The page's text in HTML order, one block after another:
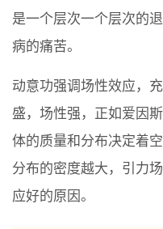
是一个层次一个层次的
病的痛苦。
动意功强调场性效应，
盛，场性强，正如爱因
体的质量和分布决定着
分布的密度越大，引力
应好的原因。